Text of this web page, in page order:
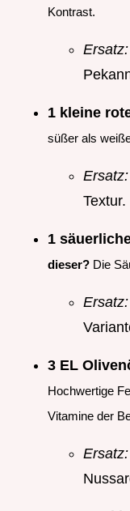
Kontrast.
Ersatz:
1 kleine
süßer als
Ersatz:
Textur.
1
dieser? Die
Ersatz:
3 EL
Hochwertige
Vitamine der
Ersatz: